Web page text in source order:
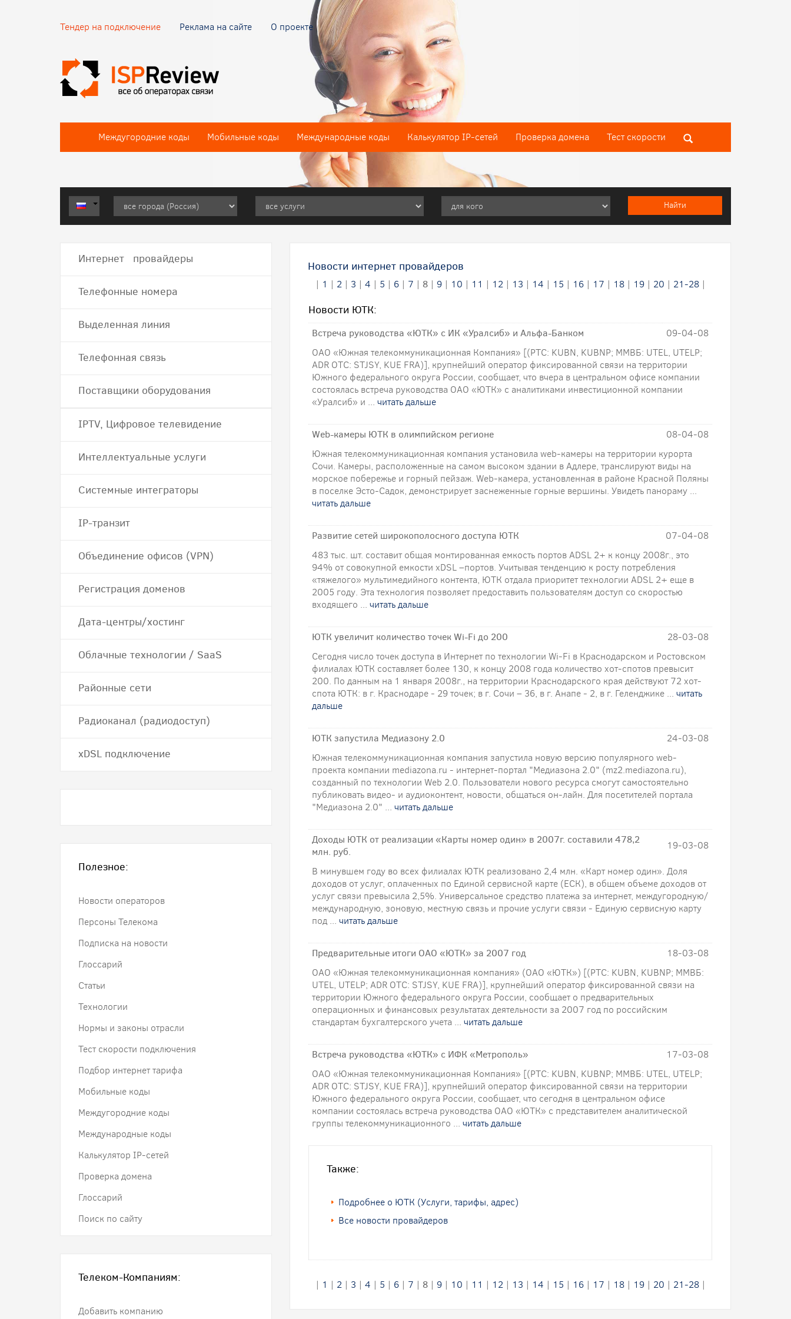
Тендер на подключение Реклама на сайте О проекте
Междугородние коды Мобильные коды Международные коды Калькулятор IP-сетей Проверка домена Тест скороcти
Новости интернет провайдеров
| 1 | 2| 3 | 4 | 5 | 6| 7 | 8| 9| 10 | 11 | 12| 13 | 14 | 15 | 16| 17 | 18| 19| 20 | 21-28|
Новости ЮТК:
Встреча руководства «ЮТК» с ИК «Уралсиб» и Альфа-Банком
09-04-08
ОАО «Южная телекоммуникационная Компания» [(РТС: KUBN, KUBNP; ММВБ: UTEL, UTELP;
ADR OTC: STJSY, KUE FRA)], крупнейший оператор фиксированной связи на территории
Южного федерального округа России, сообщает, что вчера в центральном офисе компании
состоялась встреча руководства ОАО «ЮТК» с аналитиками инвестиционной компании
«Уралсиб» и ... читать дальше
Web-камеры ЮТК в олимпийском регионе
08-04-08
Южная телекоммуникационная компания установила web-камеры на территории курорта
Сочи. Камеры, расположенные на самом высоком здании в Адлере, транслируют виды на
морское побережье и горный пейзаж. Web-камерa, установленная в районе Красной Поляны
в поселке Эсто-Садок, демонстрирует заснеженные горные вершины. Увидеть панораму ...
читать дальше
Развитие сетей широкополосного доступа ЮТК
07-04-08
483 тыс. шт. составит общая монтированная емкость портов ADSL 2+ к концу 2008г., это
94% от совокупной емкости хDSL –портов. Учитывая тенденцию к росту потребления
«тяжелого» мультимедийного контента, ЮТК отдала приоритет технологии ADSL 2+ еще в
2005 году. Эта технология позволяет предоставить пользователям доступ со скоростью
входящего ... читать дальше
ЮТК увеличит количество точек Wi-Fi до 200
28-03-08
Сегодня число точек доступа в Интернет по технологии Wi-Fi в Краснодарском и Ростовском
филиалах ЮТК составляет более 130, к концу 2008 года количество хот-спотов превысит
200. По данным на 1 января 2008г., на территории Краснодарского края действуют 72 хот-
спота ЮТК: в г. Краснодаре - 29 точек; в г. Сочи – 36, в г. Анапе - 2, в г. Геленджике ... читать
дальше
ЮТК запустила Медиазону 2.0
24-03-08
Южная телекоммуникационная компания запустила новую версию популярного web-
проекта компании mediazona.ru - интернет-портал "Медиазона 2.0" (mz2.mediazona.ru),
созданный по технологии Web 2.0. Пользователи нового ресурса смогут самостоятельно
публиковать видео- и аудиоконтент, новости, общаться он-лайн. Для посетителей портала
"Медиазона 2.0" ... читать дальше
Доходы ЮТК от реализации «Карты номер один» в 2007г. составили 478,2
млн. руб.
19-03-08
В минувшем году во всех филиалах ЮТК реализовано 2,4 млн. «Карт номер один». Доля
доходов от услуг, оплаченных по Единой сервисной карте (ЕСК), в общем объеме доходов от
услуг связи превысила 2,5%. Универсальное средство платежа за интернет, междугородную/
международную, зоновую, местную связь и прочие услуги связи - Единую сервисную карту
под ... читать дальше
Предварительные итоги ОАО «ЮТК» за 2007 год
18-03-08
ОАО «Южная телекоммуникационная компания» (ОАО «ЮТК») [(РТС: KUBN, KUBNP; ММВБ:
UTEL, UTELP; ADR OTC: STJSY, KUE FRA)], крупнейший оператор фиксированной связи на
территории Южного федерального округа России, сообщает о предварительных
операционных и финансовых результатах деятельности за 2007 год по российским
стандартам бухгалтерского учета ... читать дальше
Встреча руководства «ЮТК» с ИФК «Метрополь»
17-03-08
ОАО «Южная телекоммуникационная Компания» [(РТС: KUBN, KUBNP; ММВБ: UTEL, UTELP;
ADR OTC: STJSY, KUE FRA)], крупнейший оператор фиксированной связи на территории
Южного федерального округа России, сообщает, что сегодня в центральном офисе
компании состоялась встреча руководства ОАО «ЮТК» с представителем аналитической
группы телекоммуникационного ... читать дальше
Также:
Подробнее о ЮТК (Услуги, тарифы, адрес)
Все новости провайдеров
| 1 | 2| 3 | 4 | 5 | 6| 7 | 8| 9| 10 | 11 | 12| 13 | 14 | 15 | 16| 17 | 18| 19| 20 | 21-28|
Интернет провайдеры
Телефонные номера
Выделенная линия
Телефонная связь
Поставщики оборудования
IPTV, Цифровое телевидение
Интеллектуальные услуги
Системные интеграторы
IP-транзит
Объединение офисов (VPN)
Регистрация доменов
Дата-центры/хостинг
Облачные технологии / SaaS
Районные сети
Радиоканал (радиодоступ)
хDSL подключение
Полезное:
Новости операторов
Персоны Телекома
Подписка на новости
Глоссарий
Статьи
Технологии
Нормы и законы отрасли
Тест скорости подключения
Подбор интернет тарифа
Мобильные коды
Междугородние коды
Международные коды
Калькулятор IP-сетей
Проверка домена
Глоссарий
Поиск по сайту
Телеком-Компаниям:
Добавить компанию